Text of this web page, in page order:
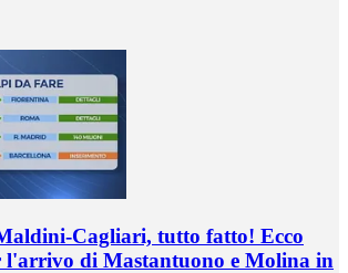
Cagliari, tutto fatto! Ecco
l'arrivo di Mastantuono e Molina in